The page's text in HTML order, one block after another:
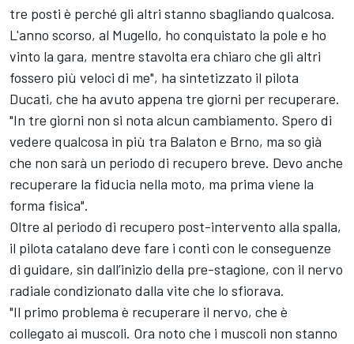
tre posti è perché gli altri stanno sbagliando qualcosa.
L'anno scorso, al Mugello, ho conquistato la pole e ho
vinto la gara, mentre stavolta era chiaro che gli altri
fossero più veloci di me", ha sintetizzato il pilota
Ducati, che ha avuto appena tre giorni per recuperare.
"In tre giorni non si nota alcun cambiamento. Spero di
vedere qualcosa in più tra Balaton e Brno, ma so già
che non sarà un periodo di recupero breve. Devo anche
recuperare la fiducia nella moto, ma prima viene la
forma fisica".
Oltre al periodo di recupero post-intervento alla spalla,
il pilota catalano deve fare i conti con le conseguenze
di guidare, sin dall’inizio della pre-stagione, con il nervo
radiale condizionato dalla vite che lo sfiorava.
"Il primo problema è recuperare il nervo, che è
collegato ai muscoli. Ora noto che i muscoli non stanno